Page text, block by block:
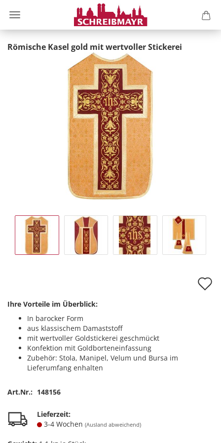
Römische Kasel gold mit wertvoller Stickerei
Ihre Vorteile im Überblick:
In barocker Form
aus klassischem Damaststoff
mit wertvoller Goldstickerei geschmückt
Konfektion mit Goldborteneinfassung
Zubehör: Stola, Manipel, Velum und Bursa im
Lieferumfang enhalten
Art.Nr.: 148156
Lieferzeit:
3-4 Wochen (Ausland abweichend)